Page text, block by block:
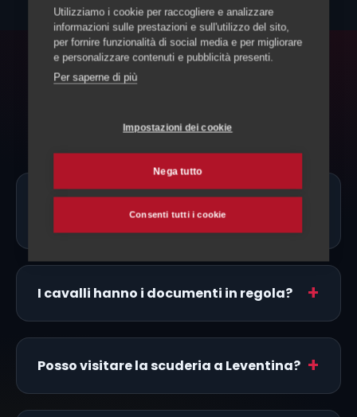
Ci sono allevatori di Mustang proprio a
I cavalli hanno i documenti in regola?
Posso visitare la scuderia a Leventina?
Utilizziamo i cookie per raccogliere e analizzare
informazioni sulle prestazioni e sull'utilizzo del sito,
per fornire funzionalità di social media e per migliorare
e personalizzare contenuti e pubblicità presenti.
Per saperne di più
Impostazioni dei cookie
Nega tutto
Consenti tutti i cookie